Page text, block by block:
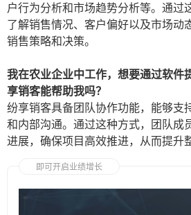
户行为分析和市场趋势分析等。通过
了解销售情况、客户偏好以及市场动
销售策略和决策。
我在农业企业中工作，想要通过软件
享销客能帮助我吗？
纷享销客具备团队协作功能，能够支
和内部沟通。通过这种方式，团队成
进展，确保项目高效推进，从而提升
即可开启业绩增长